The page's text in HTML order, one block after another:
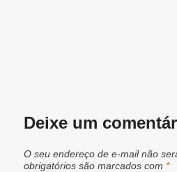
Deixe um
O seu endereço de e-mail não
obrigatórios são marcados com *